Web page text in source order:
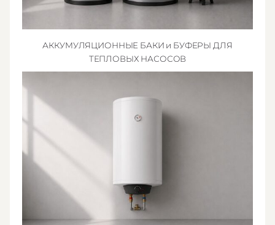
АККУМУЛЯЦИОННЫЕ БАКИ и БУФЕРЫ ДЛЯ
ТЕПЛОВЫХ НАСОСОВ